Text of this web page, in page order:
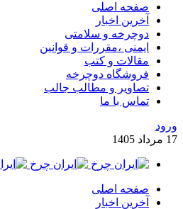
صفحه اصلی
آخرین اخبار
دوچرخه و سلامتی
ایمنی ،مقررات و قوانین
مقالات و کتب
فروشگاه دوچرخه
تصاویر و مطالب جالب
تماس با ما
ورود
17 مرداد 1405
صفحه اصلی
آخرین اخبار